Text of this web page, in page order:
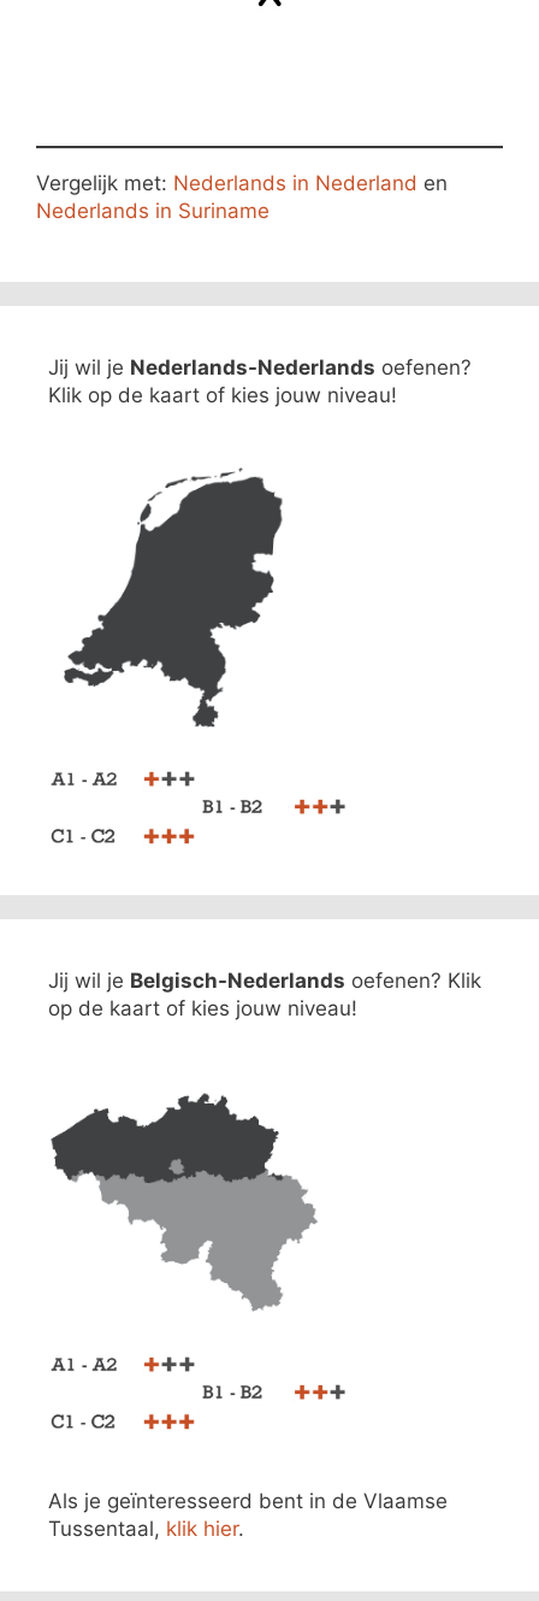
Vergelijk met: Nederlands in Nederland en
Nederlands in Suriname
Jij wil je Nederlands-Nederlands oefenen?
Klik op de kaart of kies jouw niveau!
Jij wil je Belgisch-Nederlands oefenen? Klik
op de kaart of kies jouw niveau!
Als je geïnteresseerd bent in de Vlaamse
Tussentaal, klik hier.